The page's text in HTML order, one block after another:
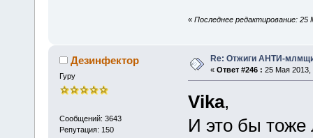
« Последнее редактирование: 25
Дезинфектор
Гуру
Сообщений: 3643
Репутация: 150
Re: Отжиги АНТИ-
« Ответ #246 : 25 Мая 2013,
Vika,
И это бы тоже